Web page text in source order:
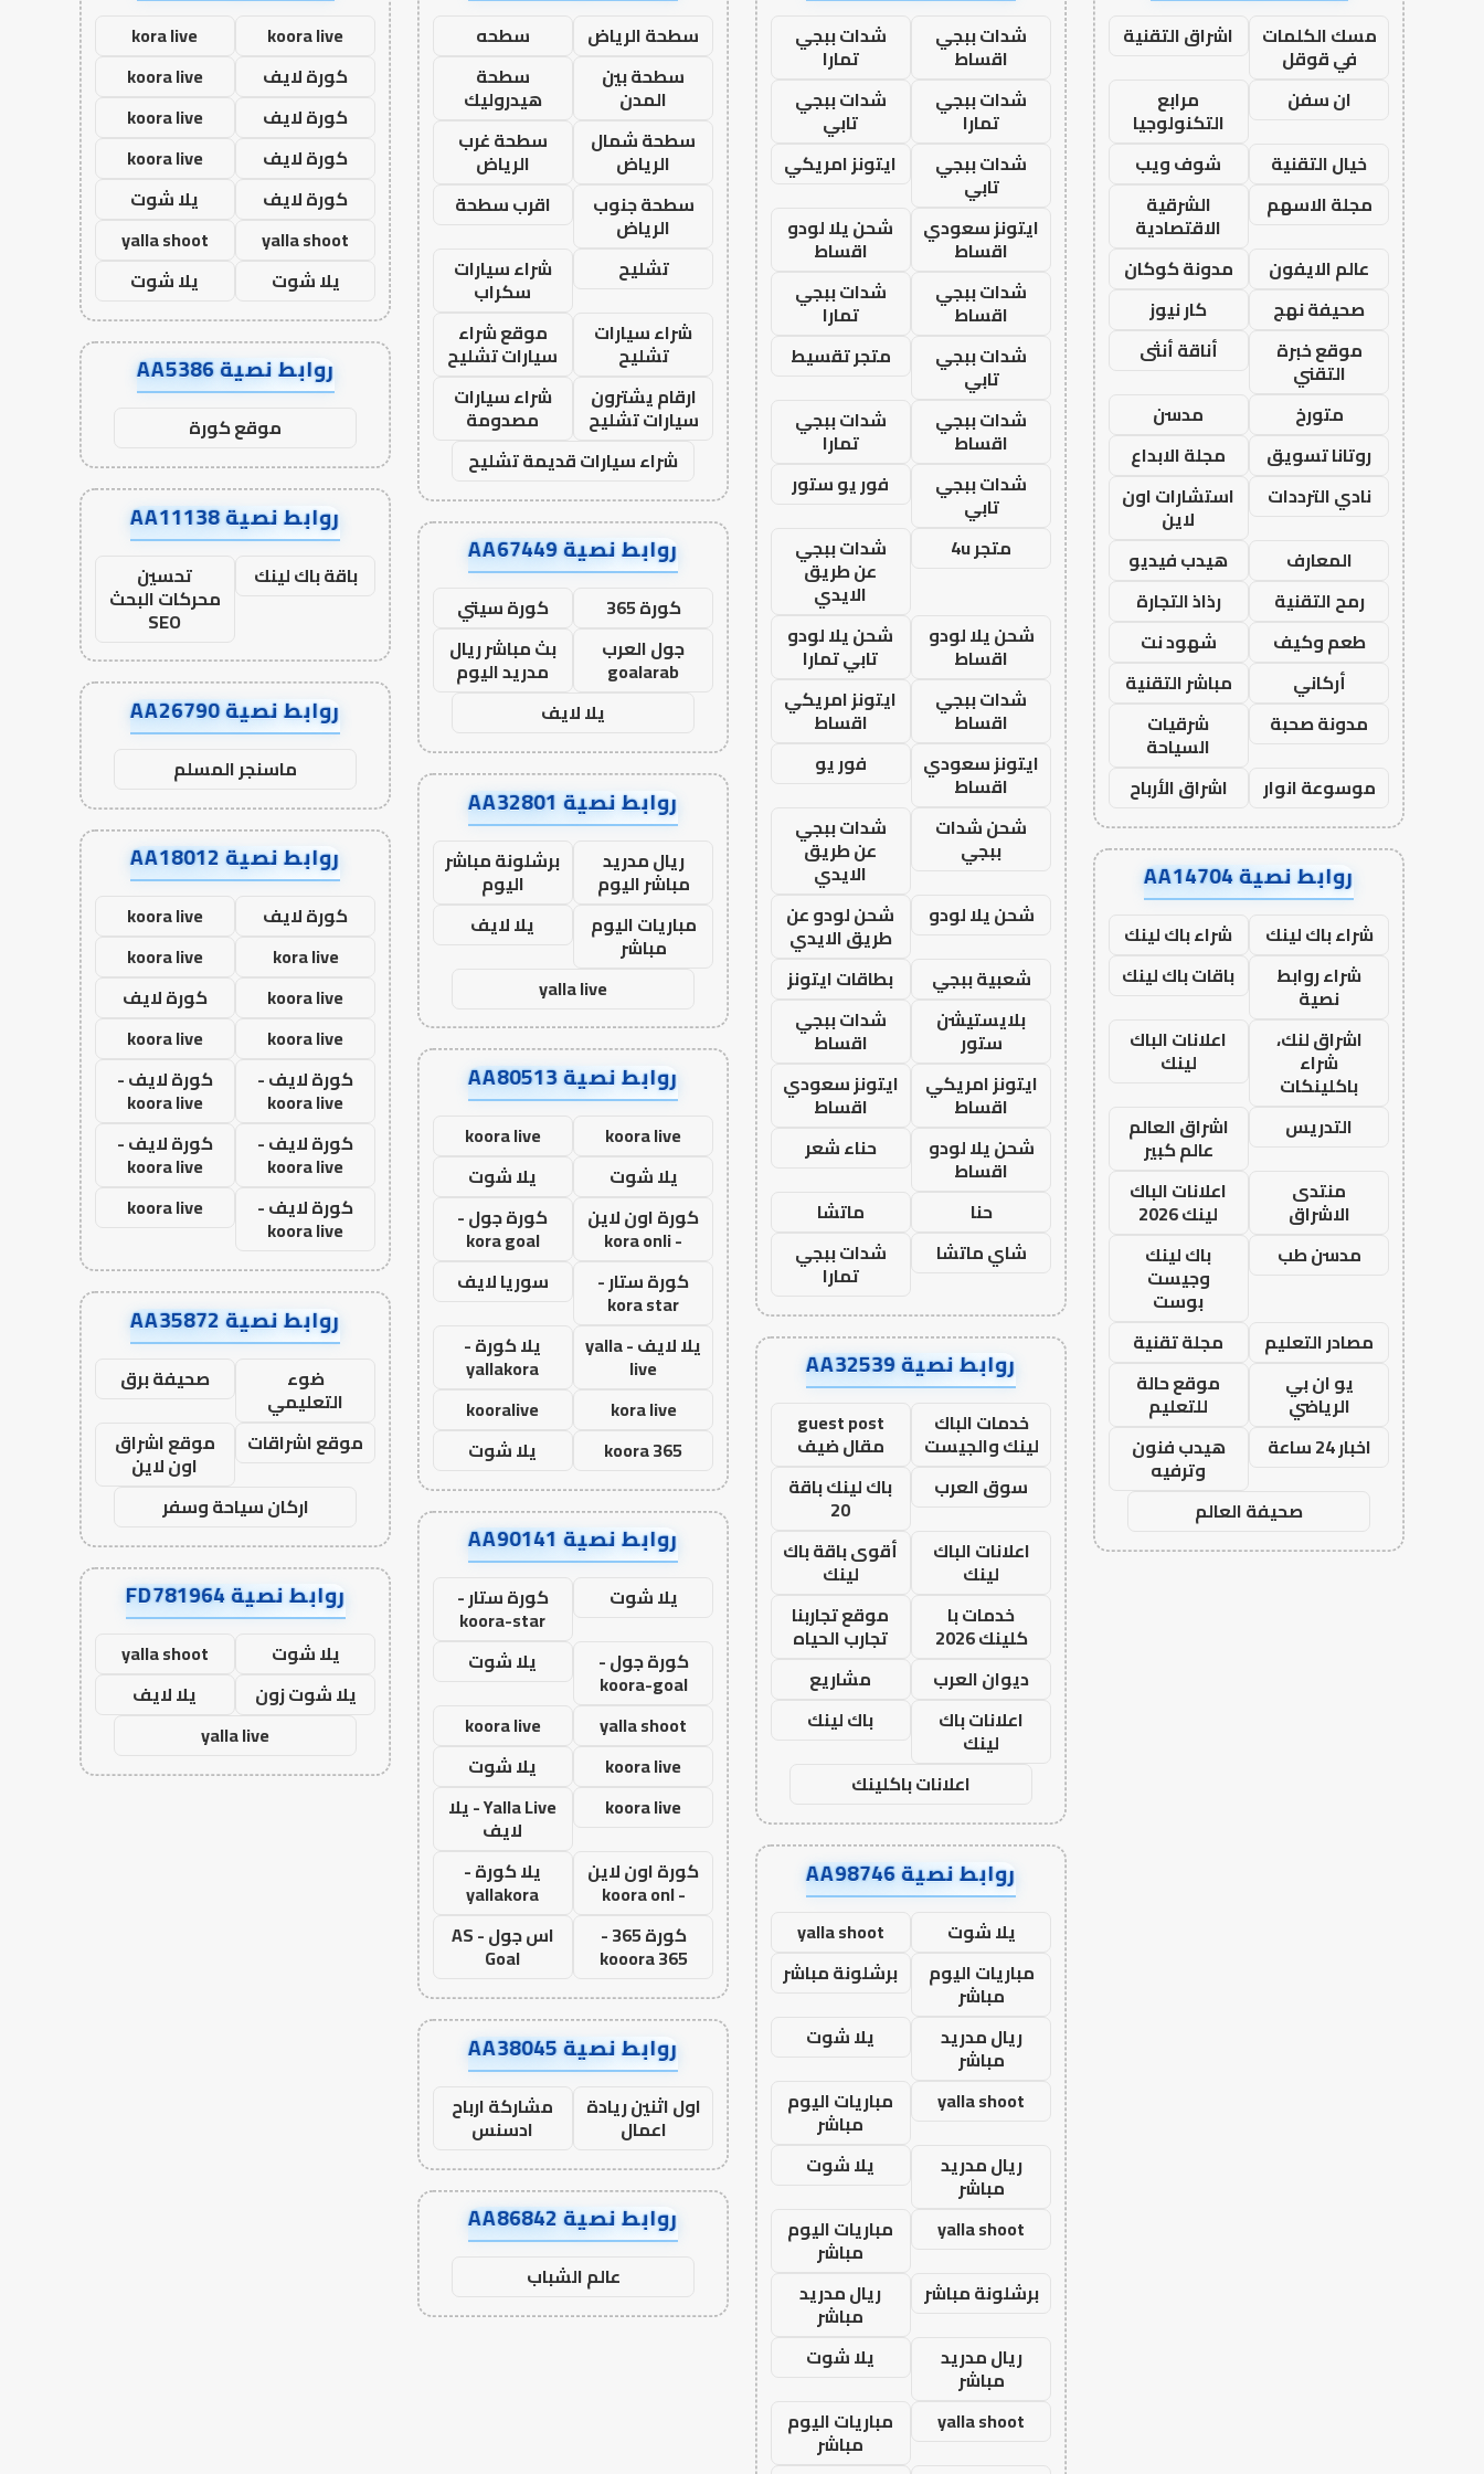
مسك الكلمات
في قوقل
اشراق التقنية
ان سفن
مرابع
التكنولوجيا
خيال التقنية
شوف ويب
مجلة الاسهم
الشرقية
الاقتصادية
عالم الايفون
مدونة كوكان
صحيفة نهج
كار نيوز
موقع خبرة
التقني
أناقة أنثى
متورخ
مدسن
روتانا تسويق
مجلة الابداع
نادي الترددات
استشارات اون
لاين
المعارف
هيدب فيديو
رمح التقنية
رذاذ التجارة
طعم وكيف
شهود نت
أركاني
مباشر التقنية
مدونة صحبة
شرقيات
السياحة
موسوعة انوار
اشراق الأرباح
روابط نصية AA14704
شراء باك لينك
شراء باك لينك
شراء روابط
نصية
باقات باك لينك
اشراق لنك،
شراء
باكلينكات
اعلانات الباك
لينك
التدريس
اشراق العالم
عالم كبير
منتدى
الاشراق
اعلانات الباك
لينك 2026
مدسن طب
باك لينك
وجيست
بوست
مصادر التعليم
مجلة تقنية
يو ان بي
الرياضي
موقع حالة
للتعليم
اخبار 24 ساعة
هيدب فنون
وترفيه
صحيفة العالم
شدات ببجي
اقساط
شدات ببجي
تمارا
شدات ببجي
تمارا
شدات ببجي
تابي
شدات ببجي
تابي
ايتونز امريكي
ايتونز سعودي
اقساط
شحن يلا لودو
اقساط
شدات ببجي
اقساط
شدات ببجي
تمارا
شدات ببجي
تابي
متجر تقسيط
شدات ببجي
اقساط
شدات ببجي
تمارا
شدات ببجي
تابي
فور يو ستور
متجر 4u
شدات ببجي
عن طريق
الايدي
شحن يلا لودو
اقساط
شحن يلا لودو
تابي تمارا
شدات ببجي
اقساط
ايتونز امريكي
اقساط
ايتونز سعودي
اقساط
فور يو
شحن شدات
ببجي
شدات ببجي
عن طريق
الايدي
شحن يلا لودو
شحن لودو عن
طريق الايدي
شعبية ببجي
بطاقات ايتونز
بلايستيشن
ستور
شدات ببجي
اقساط
ايتونز امريكي
اقساط
ايتونز سعودي
اقساط
شحن يلا لودو
اقساط
حناء شعر
حنا
ماتشا
شاي ماتشا
شدات ببجي
تمارا
روابط نصية AA32539
خدمات الباك
لينك والجيست
guest post
مقال ضيف
سوق العرب
باك لينك باقة
20
اعلانات الباك
لينك
أقوى باقة باك
لينك
خدمات با
كلينك 2026
موقع تجاربنا
تجارب الحياه
ديوان العرب
مشاريع
اعلانات باك
لينك
باك لينك
اعلانات باكلينك
روابط نصية AA98746
يلا شوت
yalla shoot
مباريات اليوم
مباشر
برشلونة مباشر
ريال مدريد
مباشر
يلا شوت
yalla shoot
مباريات اليوم
مباشر
ريال مدريد
مباشر
يلا شوت
yalla shoot
مباريات اليوم
مباشر
برشلونة مباشر
ريال مدريد
مباشر
ريال مدريد
مباشر
يلا شوت
yalla shoot
مباريات اليوم
مباشر
سطحة الرياض
سطحه
سطحة بين
المدن
سطحة
هيدروليك
سطحة شمال
الرياض
سطحة غرب
الرياض
سطحة جنوب
الرياض
اقرب سطحة
تشليح
شراء سيارات
سكراب
شراء سيارات
تشليح
موقع شراء
سيارات تشليح
ارقام يشترون
سيارات تشليح
شراء سيارات
مصدومة
شراء سيارات قديمة تشليح
روابط نصية AA67449
كورة 365
كورة سيتي
جول العرب
goalarab
بث مباشر ريال
مدريد اليوم
يلا لايف
روابط نصية AA32801
ريال مدريد
مباشر اليوم
برشلونة مباشر
اليوم
مباريات اليوم
مباشر
يلا لايف
yalla live
روابط نصية AA80513
koora live
koora live
يلا شوت
يلا شوت
كورة اون لاين
- kora onli
كورة جول -
kora goal
كورة ستار -
kora star
سوريا لايف
يلا لايف - yalla
live
يلا كورة -
yallakora
kora live
kooralive
koora 365
يلا شوت
روابط نصية AA90141
يلا شوت كورة ستار -
koora-star
كورة جول -
koora-goal
يلا شوت
yalla shoot
koora live
koora live
يلا شوت
koora live
Yalla Live - يلا
لايف
كورة اون لاين
- koora onl
يلا كورة -
yallakora
كورة 365 -
kooora 365
اس جول - AS
Goal
روابط نصية AA38045
اول اثنين ريادة
اعمال
مشاركة ارباح
ادسنس
روابط نصية AA86842
عالم الشباب
koora live
kora live
كورة لايف
koora live
كورة لايف
koora live
كورة لايف
koora live
كورة لايف
يلا شوت
yalla shoot
yalla shoot
يلا شوت
يلا شوت
روابط نصية AA5386
موقع كورة
روابط نصية AA11138
باقة باك لينك تحسين
محركات البحث
SEO
روابط نصية AA26790
ماسنجر المسلم
روابط نصية AA18012
كورة لايف
koora live
kora live
koora live
koora live
كورة لايف
koora live
koora live
كورة لايف -
koora live
كورة لايف -
koora live
كورة لايف -
koora live
كورة لايف -
koora live
كورة لايف -
koora live
koora live
روابط نصية AA35872
ضوء
التعليمي
صحيفة برق
موقع اشراقات
موقع اشراق
اون لاين
اركان سياحة وسفر
روابط نصية FD781964
يلا شوت
yalla shoot
يلا شوت زون
يلا لايف
yalla live